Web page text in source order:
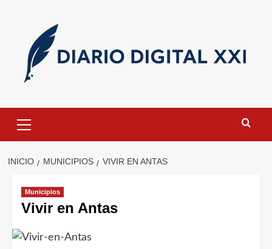
contenido
primario
INICIO MUNICIPIOS VIVIR EN ANTAS
Municipios
Vivir en Antas